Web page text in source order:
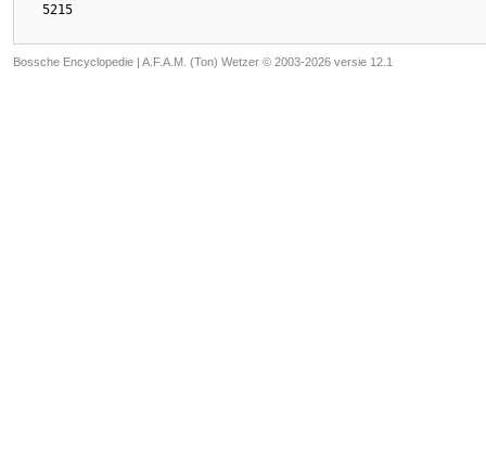
Bossche Encyclopedie | A.F.A.M. (Ton) Wetzer © 2003-2026 versie 12.1